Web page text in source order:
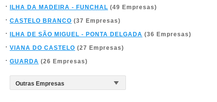
ILHA DA MADEIRA - FUNCHAL (49 Empresas)
CASTELO BRANCO (37 Empresas)
ILHA DE SÃO MIGUEL - PONTA DELGADA (36 Empresas)
VIANA DO CASTELO (27 Empresas)
GUARDA (26 Empresas)